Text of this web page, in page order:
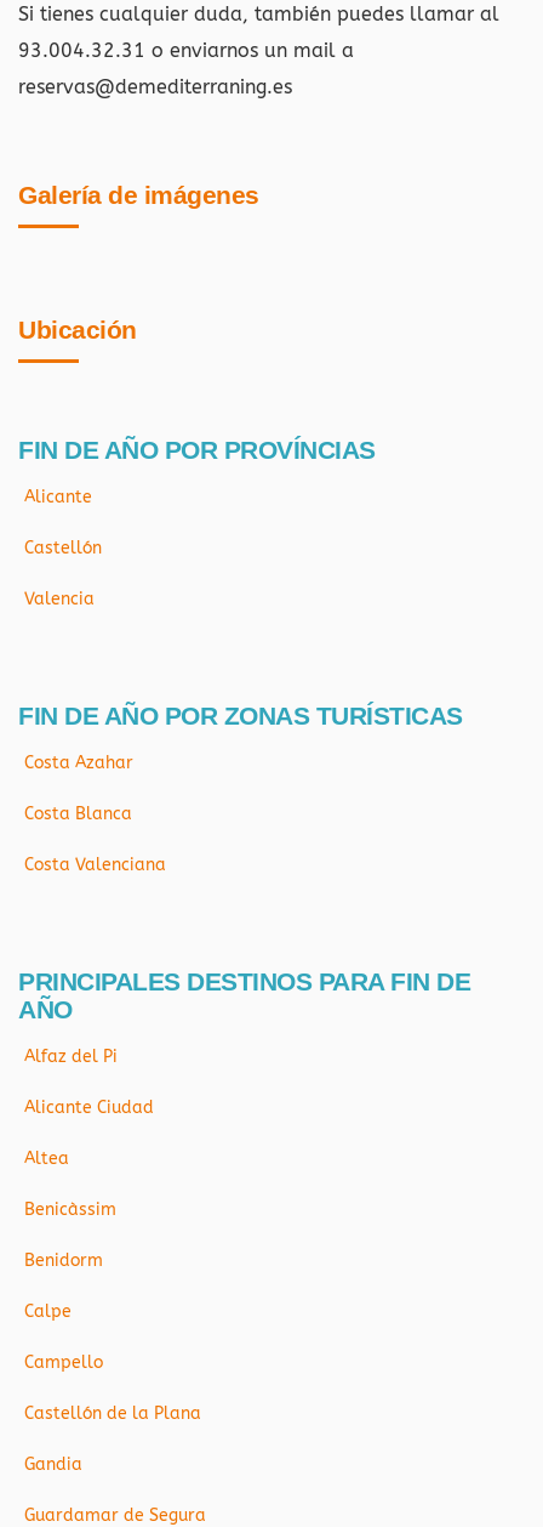
Si tienes cualquier duda, también puedes llamar al
93.004.32.31 o enviarnos un mail a
reservas@demediterraning.es
Galería de imágenes
Ubicación
FIN DE AÑO POR PROVÍNCIAS
Alicante
Castellón
Valencia
FIN DE AÑO POR ZONAS TURÍSTICAS
Costa Azahar
Costa Blanca
Costa Valenciana
PRINCIPALES DESTINOS PARA FIN DE
AÑO
Alfaz del Pi
Alicante Ciudad
Altea
Benicàssim
Benidorm
Calpe
Campello
Castellón de la Plana
Gandia
Guardamar de Segura